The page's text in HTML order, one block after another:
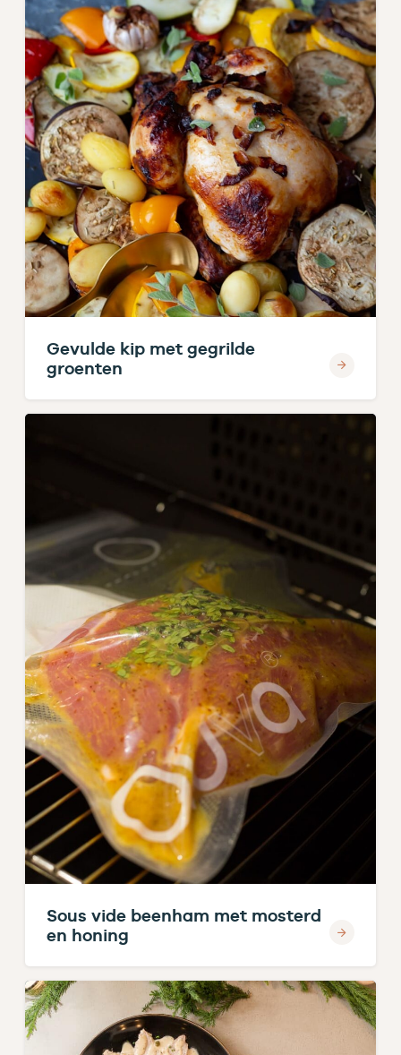
Gevulde kip met gegrilde
groenten
Sous vide beenham met mosterd
en honing